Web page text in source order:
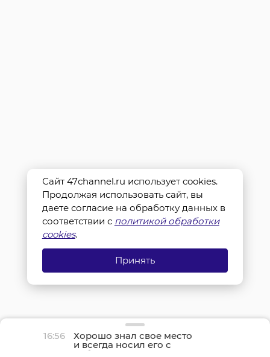
16:56 Хорошо знал свое место
и всегда носил его с
собой — ягуар Ричард
Сайт 47channel.ru использует cookies.
Продолжая использовать сайт, вы
даете согласие на обработку данных в
соответствии с политикой обработки
cookies.
Принять